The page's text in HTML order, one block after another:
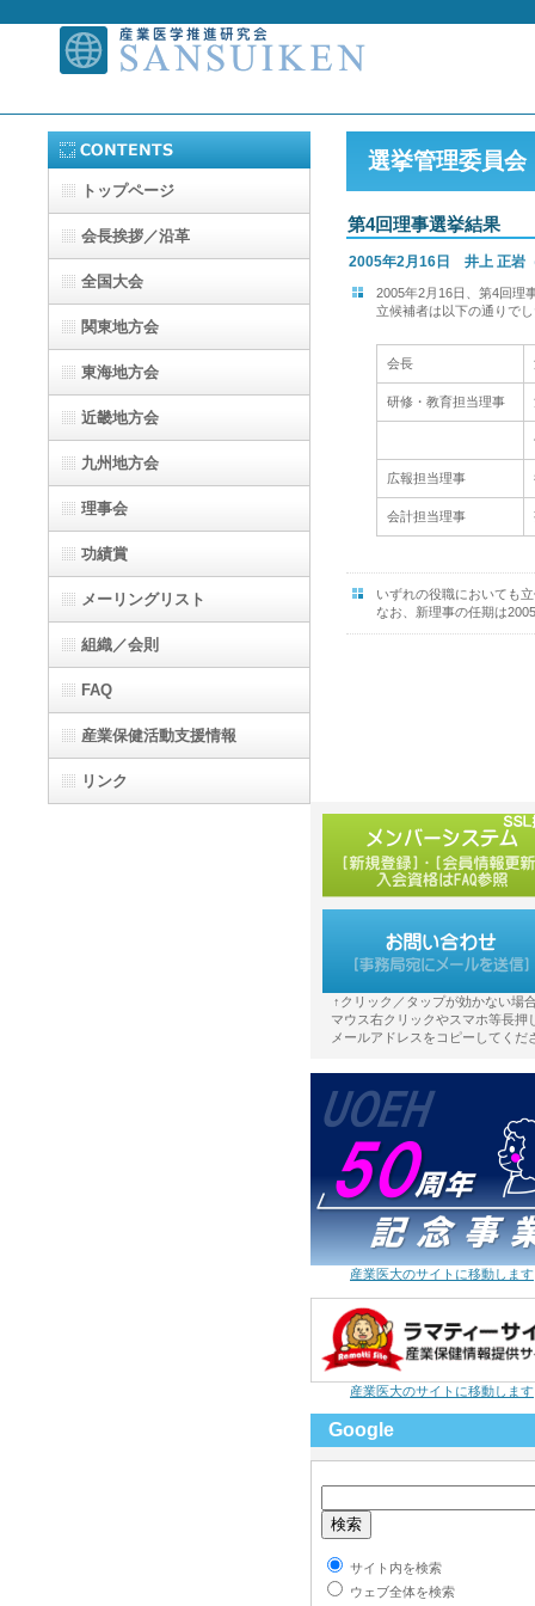
選挙管理委員会
第4回理事選挙結果
2005年2月16日 井上 正岩
2005年2月16日、第4回理
立候補者は以下の通りで
会長
研修・教育担当理事
広報担当理事
会計担当理事
いずれの役職においても
なお、新理事の任期は
トップページ
会長挨拶／沿革
全国大会
関東地方会
東海地方会
近畿地方会
九州地方会
理事会
功績賞
メーリングリスト
組織／会則
FAQ
産業保健活動支援情報
リンク
↑クリック／タップが効かない場
マウス右クリックやスマホ等長押
メールアドレスをコピーしてくだ
産業医大のサイトに移動します
産業医大のサイトに移動します
Google
サイト内を検索
ウェブ全体を検索